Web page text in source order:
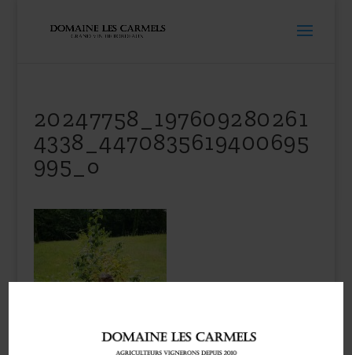
20247758_197609280261
4338_4470835619400695
995_o